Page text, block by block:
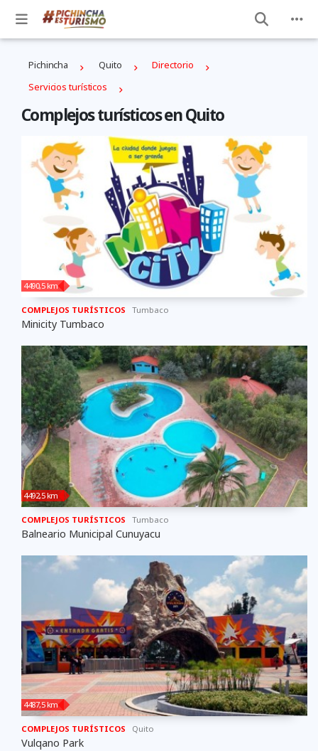
Pichincha Quito
Directorio
Servicios turísticos
Complejos turísticos en Quito
4490,5 km
COMPLEJOS TURÍSTICOS Tumbaco
Minicity Tumbaco
4492,5 km
COMPLEJOS TURÍSTICOS Tumbaco
Balneario Municipal Cunuyacu
4487,5 km
COMPLEJOS TURÍSTICOS Quito
Vulqano Park